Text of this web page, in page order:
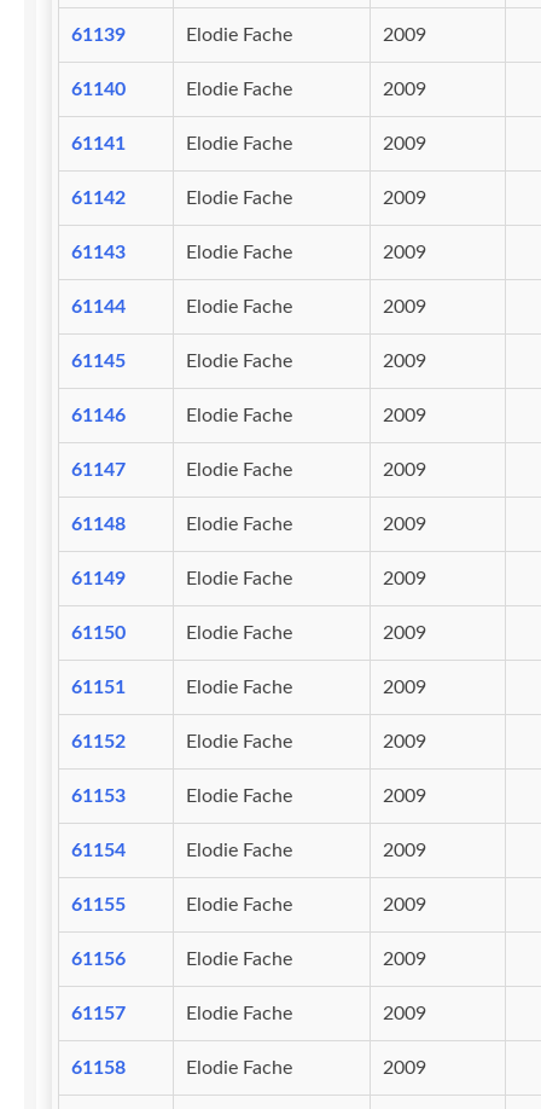
61139 Elodie Fache 2009
61140 Elodie Fache 2009
61141 Elodie Fache 2009
61142 Elodie Fache 2009
61143 Elodie Fache 2009
61144 Elodie Fache 2009
61145 Elodie Fache 2009
61146 Elodie Fache 2009
61147 Elodie Fache 2009
61148 Elodie Fache 2009
61149 Elodie Fache 2009
61150 Elodie Fache 2009
61151 Elodie Fache 2009
61152 Elodie Fache 2009
61153 Elodie Fache 2009
61154 Elodie Fache 2009
61155 Elodie Fache 2009
61156 Elodie Fache 2009
61157 Elodie Fache 2009
61158 Elodie Fache 2009